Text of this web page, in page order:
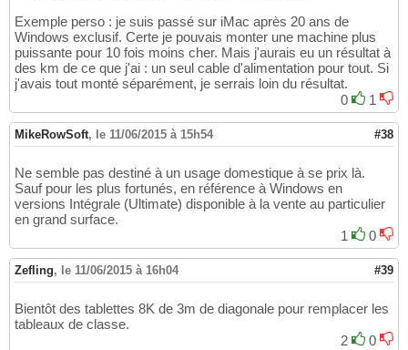
Exemple perso : je suis passé sur iMac après 20 ans de
Windows exclusif. Certe je pouvais monter une machine plus
puissante pour 10 fois moins cher. Mais j'aurais eu un résultat à
des km de ce que j'ai : un seul cable d'alimentation pour tout. Si
j'avais tout monté séparément, je serrais loin du résultat.
0
1
MikeRowSoft, le 11/06/2015 à 15h54 #38
Ne semble pas destiné à un usage domestique à se prix là.
Sauf pour les plus fortunés, en référence à Windows en
versions Intégrale (Ultimate) disponible à la vente au particulier
en grand surface.
1
0
Zefling, le 11/06/2015 à 16h04 #39
Bientôt des tablettes 8K de 3m de diagonale pour remplacer les
tableaux de classe.
2
0